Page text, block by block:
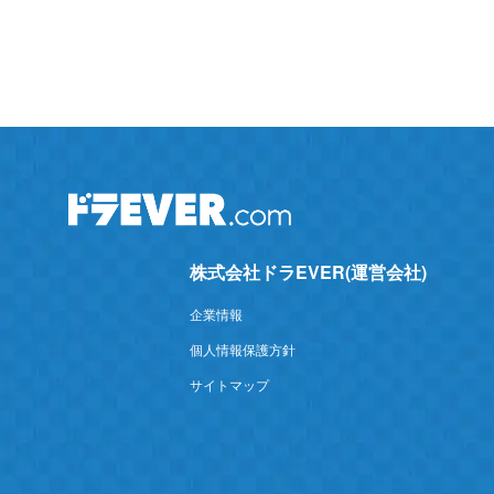
株式会社ドラEVER(運営会社)
企業情報
個人情報保護方針
サイトマップ